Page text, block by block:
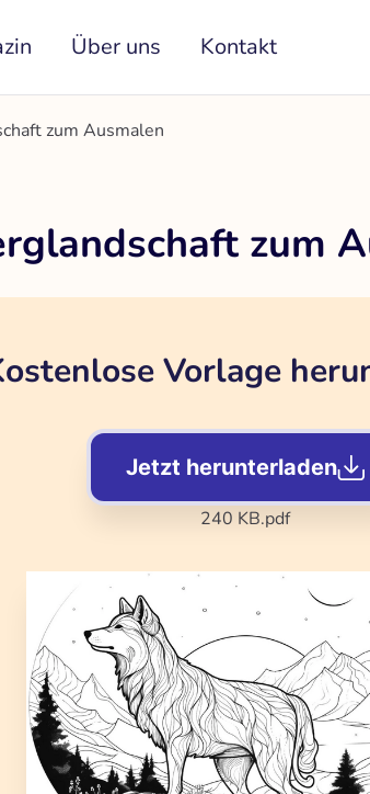
Über uns Kontakt
zum Ausmalen
zum
Vorlage
Jetzt herunterladen
240 KB.pdf